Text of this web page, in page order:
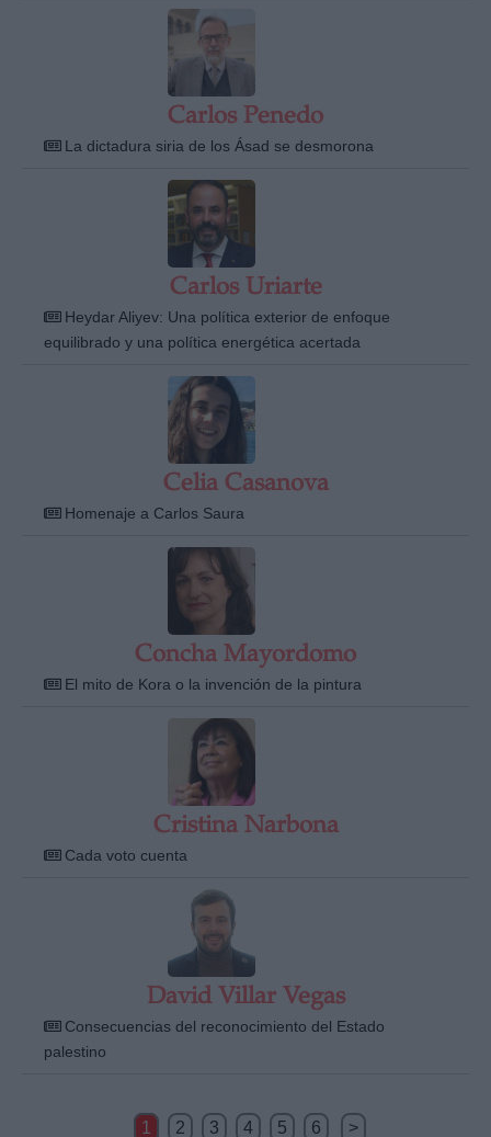
Carlos Penedo
La dictadura siria de los Ásad se desmorona
Carlos Uriarte
Heydar Aliyev: Una política exterior de enfoque
equilibrado y una política energética acertada
Celia Casanova
Homenaje a Carlos Saura
Concha Mayordomo
El mito de Kora o la invención de la pintura
Cristina Narbona
Cada voto cuenta
David Villar Vegas
Consecuencias del reconocimiento del Estado
palestino
1 2 3 4 5 6 >